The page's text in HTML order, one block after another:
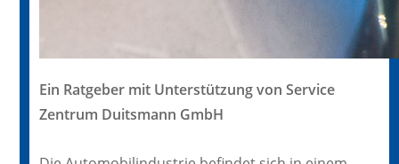
Ein Ratgeber mit Unterstützung von Service
Zentrum Duitsmann GmbH